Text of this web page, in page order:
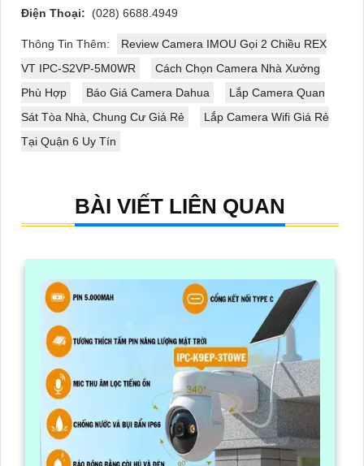
Điện Thoại: (028) 6688.4949
Thông Tin Thêm:
Review Camera IMOU Gọi 2 Chiều REX
VT IPC-S2VP-5M0WR
Cách Chọn Camera Nhà Xưởng
Phù Hợp
Báo Giá Camera Dahua
Lắp Camera Quan
Sát Tòa Nhà, Chung Cư Giá Rẻ
Lắp Camera Wifi Giá Rẻ
Tại Quận 6 Uy Tín
BÀI VIẾT LIÊN QUAN